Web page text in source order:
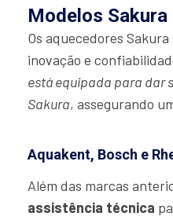
Modelos Sakura
Os aquecedores
inovação e
está equipada para dar
Sakura, assegurando
Aquakent, Bosch e
Além das marcas
assistência técnica